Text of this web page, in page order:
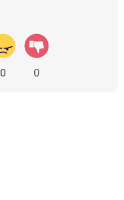
0 0